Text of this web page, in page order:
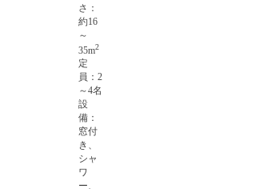
さ：
約16
～
35m2
定
員：2
～4名
設
備：
窓付
き、
シャ
ワ
ー、